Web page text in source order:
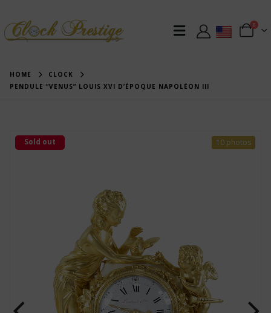
0
HOME
CLOCK
PENDULE “VENUS” LOUIS XVI D’ÉPOQUE NAPOLÉON III
10 photos
Sold out